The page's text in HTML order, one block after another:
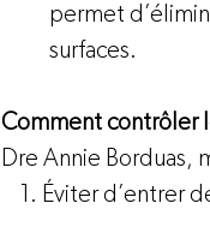
permet
surfaces.
Comment contrôler
Dre Annie Borduas,
1. Éviter d’entrer